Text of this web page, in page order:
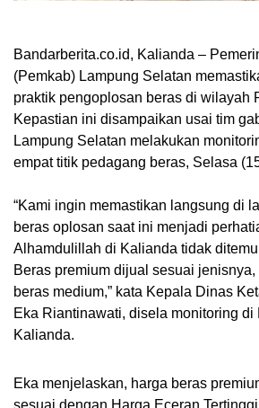
Bandarberita.co.id, Kalianda –
(Pemkab) Lampung Selatan
praktik pengoplosan beras di wilayah
Kepastian ini disampaikan usai tim
Lampung Selatan melakukan
empat titik pedagang beras, Selasa
“Kami ingin memastikan langsung di
beras oplosan saat ini menjadi
Alhamdulillah di Kalianda tidak
Beras premium dijual sesuai
beras medium,” kata Kepala Dinas
Eka Riantinawati, disela monitoring di
Kalianda.
Eka menjelaskan, harga beras
sesuai dengan Harga Eceran